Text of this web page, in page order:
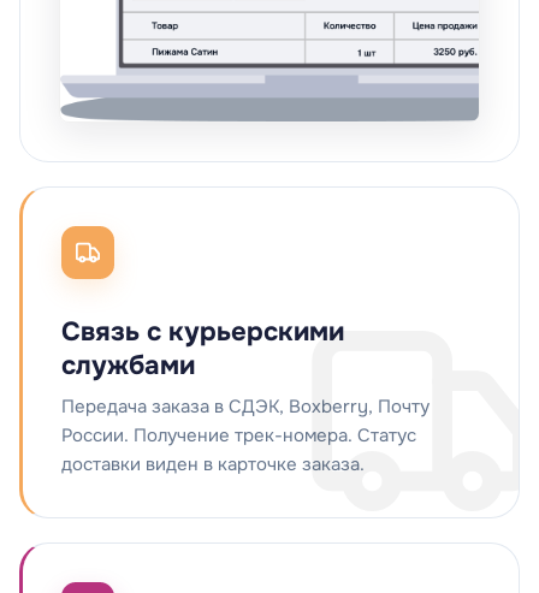
Связь с курьерскими
службами
Передача заказа в СДЭК, Boxberry, Почту
России. Получение трек-номера. Статус
доставки виден в карточке заказа.